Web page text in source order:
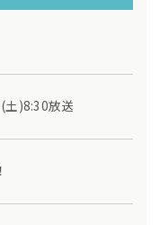
土)8:30放送